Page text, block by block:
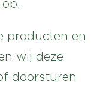
producten en
wij deze
doorsturen